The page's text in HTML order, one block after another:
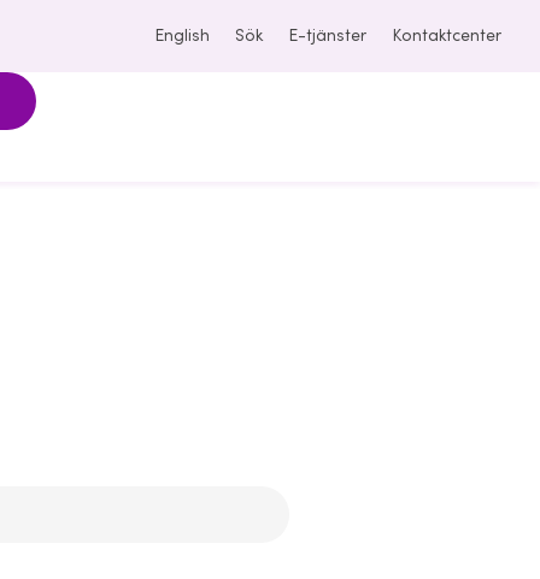
English Sök E-tjänster Kontaktcenter